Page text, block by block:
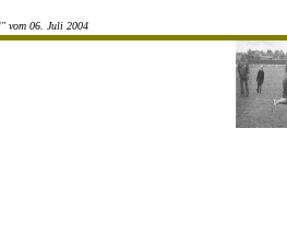
vom 06. Juli 2004